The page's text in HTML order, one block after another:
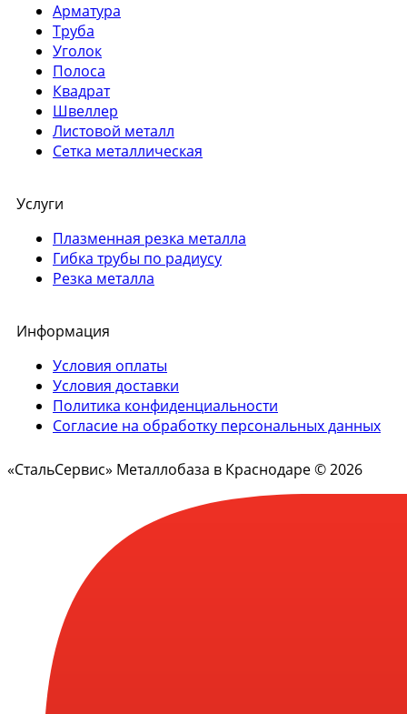
Арматура
Труба
Уголок
Полоса
Квадрат
Швеллер
Листовой металл
Сетка металлическая
Услуги
Плазменная резка металла
Гибка трубы по радиусу
Резка металла
Информация
Условия оплаты
Условия доставки
Политика конфиденциальности
Согласие на обработку персональных данных
«СтальСервис» Металлобаза в Краснодаре © 2026